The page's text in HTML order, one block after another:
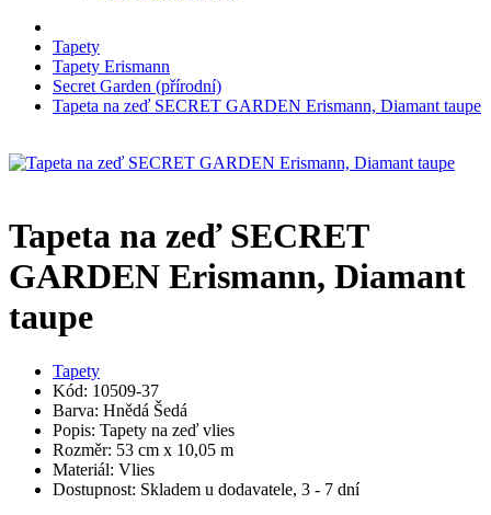
Tapety
Tapety Erismann
Secret Garden (přírodní)
Tapeta na zeď SECRET GARDEN Erismann, Diamant taupe
Tapeta na zeď SECRET
GARDEN Erismann, Diamant
taupe
Tapety
Kód: 10509-37
Barva: Hnědá Šedá
Popis: Tapety na zeď vlies
Rozměr: 53 cm x 10,05 m
Materiál: Vlies
Dostupnost: Skladem u dodavatele, 3 - 7 dní